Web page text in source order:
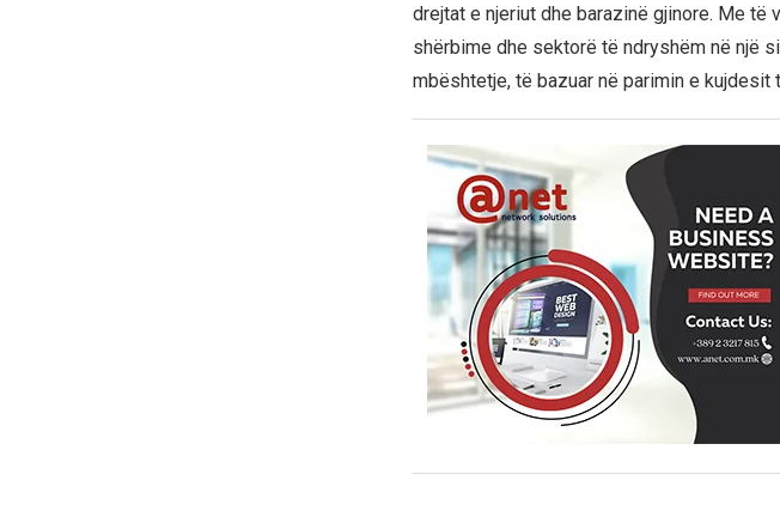
drejtat e njeriut dhe barazinë gjinore. Me
shërbime dhe sektorë të ndryshëm në një
mbështetje, të bazuar në parimin e kujdesit